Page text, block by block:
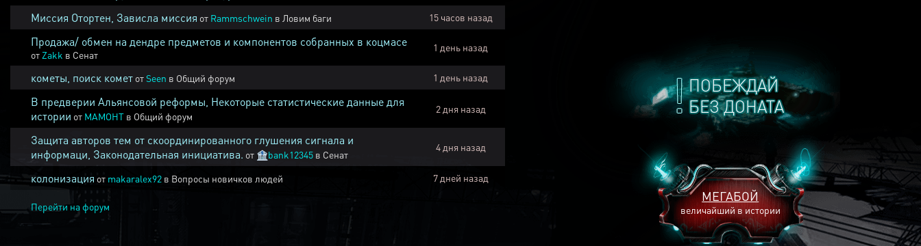
ПОБЕЖДАЙ
БЕЗ ДОНАТА
МЕГАБОЙ
величайший в истории
Миссия Отортен, Зависла миссия от Rammschwein в Ловим баги 15 часов назад
Продажа/ обмен на дендре предметов и компонентов собранных в коцмасе
от Zakk в Сенат
1 день назад
кометы, поиск комет отSeen в Общий форум 1 день назад
В предверии Альянсовой реформы, Некоторые статистические данные для
истории от MAMOHT в Общий форум
2 дня назад
Защита авторов тем от скоординированного глушения сигнала и
информаци, Законодательная инициатива. от 🏦bank12345 в Сенат
4 дня назад
колонизация от makaralex92 в Вопросы новичков людей 7 дней назад
Перейти на форум